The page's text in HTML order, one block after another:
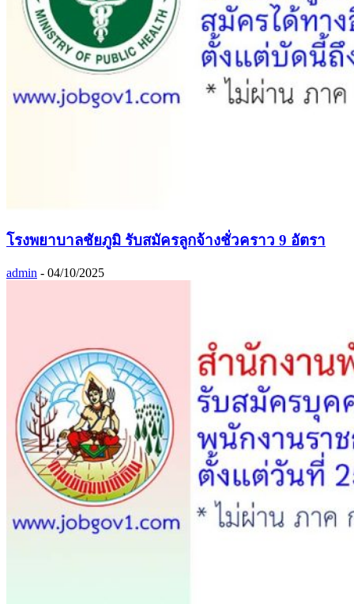
โรงพยาบาลชัยภูมิ รับสมัครลูกจ้างชั่วคราว 9 อัตรา
admin - 04/10/2025